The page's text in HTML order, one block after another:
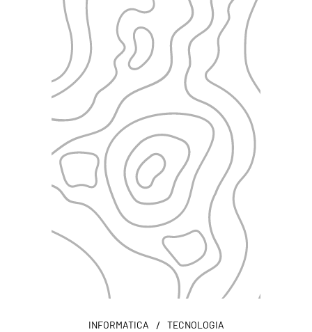
INFORMATICA / TECNOLOGIA